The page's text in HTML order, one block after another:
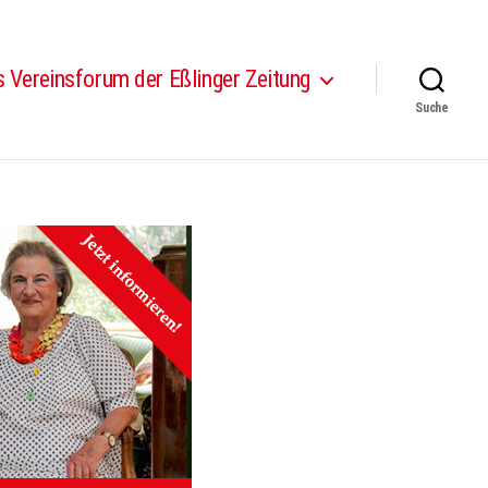
Vereinsforum der Eßlinger Zeitung
Suche